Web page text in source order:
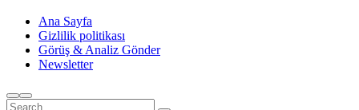
Ana Sayfa
Gizlilik politikası
Görüş & Analiz Gönder
Newsletter